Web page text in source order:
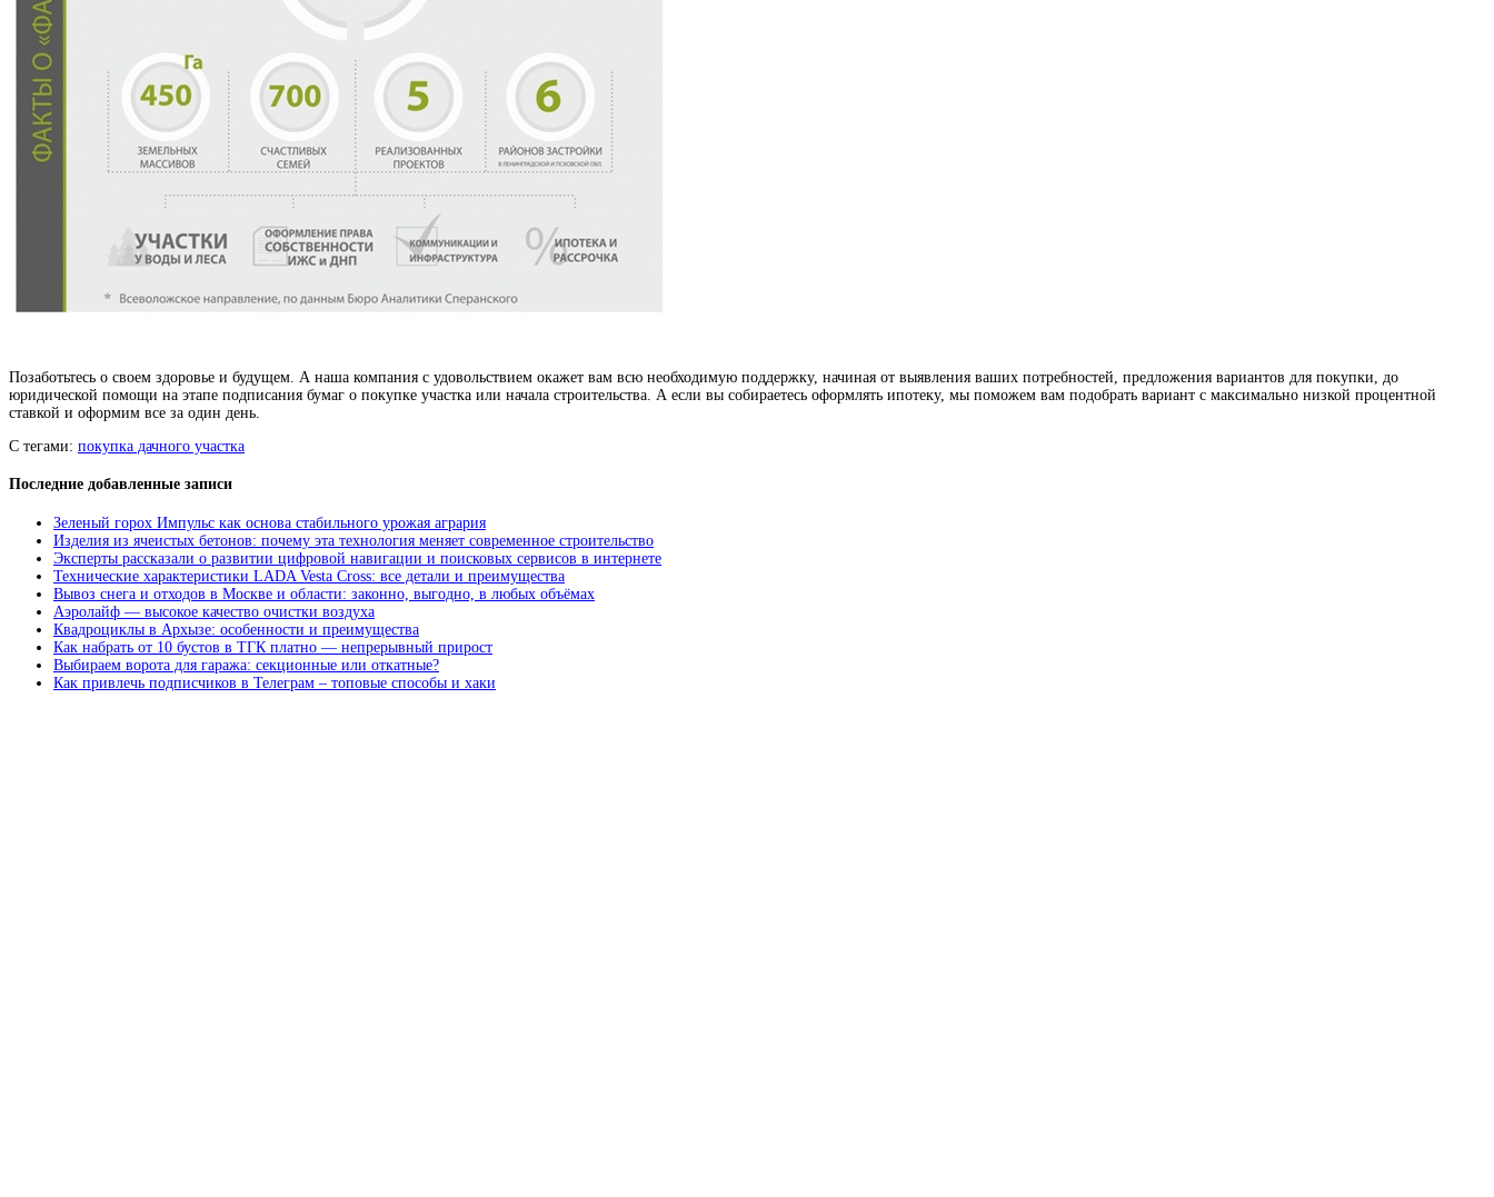
Позаботьтесь о своем здоровье и будущем. А наша компания с удовольствием окажет вам всю необходимую поддержку, начиная от выявления ваших потребностей, предложения вариантов для покупки, до
юридической помощи на этапе подписания бумаг о покупке участка или начала строительства. А если вы собираетесь оформлять ипотеку, мы поможем вам подобрать вариант с максимально низкой процентной
ставкой и оформим все за один день.
С тегами: покупка дачного участка
Последние добавленные записи
Зеленый горох Импульс как основа стабильного урожая агрария
Изделия из ячеистых бетонов: почему эта технология меняет современное строительство
Эксперты рассказали о развитии цифровой навигации и поисковых сервисов в интернете
Технические характеристики LADA Vesta Cross: все детали и преимущества
Вывоз снега и отходов в Москве и области: законно, выгодно, в любых объёмах
Аэролайф — высокое качество очистки воздуха
Квадроциклы в Архызе: особенности и преимущества
Как набрать от 10 бустов в ТГК платно — непрерывный прирост
Выбираем ворота для гаража: секционные или откатные?
Как привлечь подписчиков в Телеграм – топовые способы и хаки